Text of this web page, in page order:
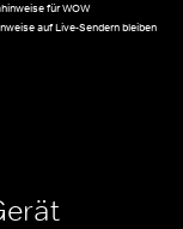
für WOW
auf Live-Sendern bleiben